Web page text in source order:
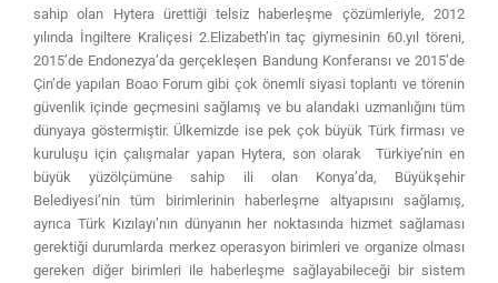
sahip olan Hytera ürettiği telsiz haberleşme çözümleriyle, 2012
yılında İngiltere Kraliçesi 2.Elizabeth’in taç giymesinin 60.yıl töreni,
2015’de Endonezya’da gerçekleşen Bandung Konferansı ve 2015’de
Çin’de yapılan Boao Forum gibi çok önemli siyasi toplantı ve törenin
güvenlik içinde geçmesini sağlamış ve bu alandaki uzmanlığını tüm
dünyaya göstermiştir. Ülkemizde ise pek çok büyük Türk firması ve
kuruluşu için çalışmalar yapan Hytera, son olarak Türkiye’nin en
büyük yüzölçümüne sahip ili olan Konya’da, Büyükşehir
Belediyesi’nin tüm birimlerinin haberleşme altyapısını sağlamış,
ayrıca Türk Kızılayı’nın dünyanın her noktasında hizmet sağlaması
gerektiği durumlarda merkez operasyon birimleri ve organize olması
gereken diğer birimleri ile haberleşme sağlayabileceği bir sistem